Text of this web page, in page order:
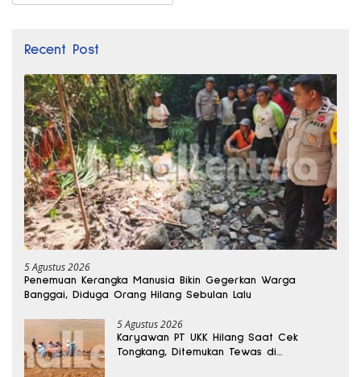
Recent Post
5 Agustus 2026
Penemuan Kerangka Manusia Bikin Gegerkan Warga
Banggai, Diduga Orang Hilang Sebulan Lalu
5 Agustus 2026
Karyawan PT UKK Hilang Saat Cek
Tongkang, Ditemukan Tewas di